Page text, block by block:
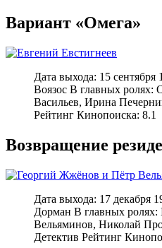
Вариант «Омега»
Дата выхода: 15
Воязос В главных ролях:
Васильев, Ирина
Рейтинг Кинопоиска: 8.1
Возвращение
Дата выхода: 17 декабря
Дорман В главных
Вельяминов, Николай
Детектив Рейтинг